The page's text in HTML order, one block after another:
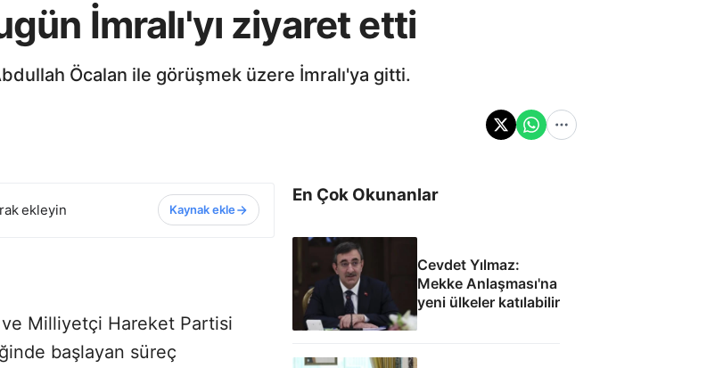
İmralı'yı ziyaret etti
Öcalan ile görüşmek üzere İmralı'ya gitti.
ekleyin Kaynak ekle
Milliyetçi Hareket Partisi
başlayan süreç
En Çok Okunanlar
Cevdet Yılmaz:
Mekke Anlaşması'na
yeni ülkeler katılabilir